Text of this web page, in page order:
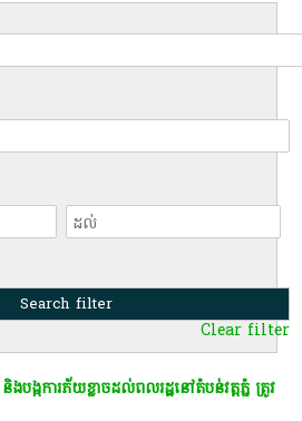
Clear filter
បង្ក​ការភ័យខ្លាច​ដល់​ពលរដ្ឋ​នៅ​តំបន់​វត្តភ្នំ ​ត្រូវ